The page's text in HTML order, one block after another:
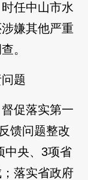
任中山市水
嫌其他严重
。
题
促落实第一
馈问题整改
中央、3项省
落实省政府